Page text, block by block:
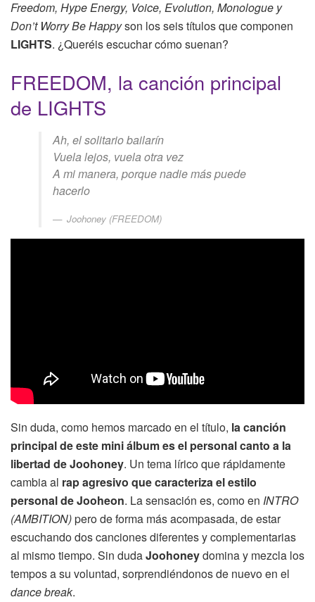
Freedom, Hype Energy, Voice, Evolution, Monologue y
Don’t Worry Be Happyson los seis títulos que componen
LIGHTS. ¿Queréis escuchar cómo suenan?
FREEDOM, la canción principal
de LIGHTS
Ah, el solitario bailarín
Vuela lejos, vuela otra vez
A mi manera, porque nadie más puede
hacerlo
Joohoney (FREEDOM)
Sin duda, como hemos marcado en el título, la canción
principal de este mini álbum es el personal canto a la
libertad de Joohoney. Un tema lírico que rápidamente
cambia al rap agresivo que caracteriza el estilo
personal de Jooheon. La sensación es, como en INTRO
(AMBITION)pero de forma más acompasada, de estar
escuchando dos canciones diferentes y complementarias
al mismo tiempo. Sin dudaJoohoneydomina y mezcla los
tempos a su voluntad, sorprendiéndonos de nuevo en el
dance break.